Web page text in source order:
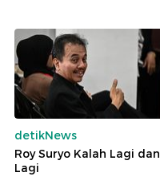
detikNews
Roy Suryo Kalah Lagi dan
Lagi